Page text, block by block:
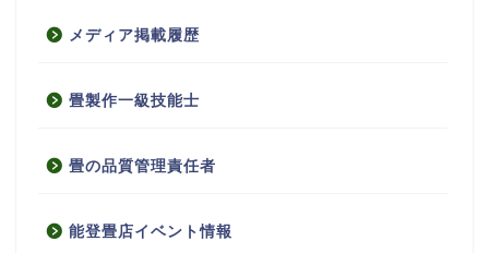
メディア掲載履歴
畳製作一級技能士
畳の品質管理責任者
能登畳店イベント情報